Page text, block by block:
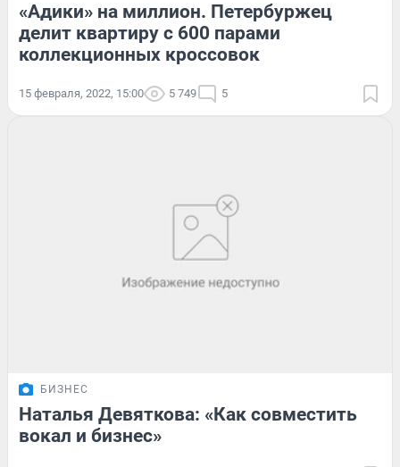
«Адики» на миллион. Петербуржец
делит квартиру с 600 парами
коллекционных кроссовок
15 февраля, 2022, 15:00 5 749 5
БИЗНЕС
Наталья Девяткова: «Как совместить
вокал и бизнес»